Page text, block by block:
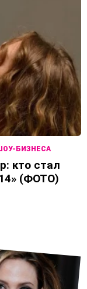
БИЗНЕСА
кто стал
(ФОТО)